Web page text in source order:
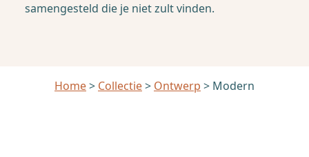
samengesteld die je niet zult vinden.
Home> Collectie> Ontwerp > Modern